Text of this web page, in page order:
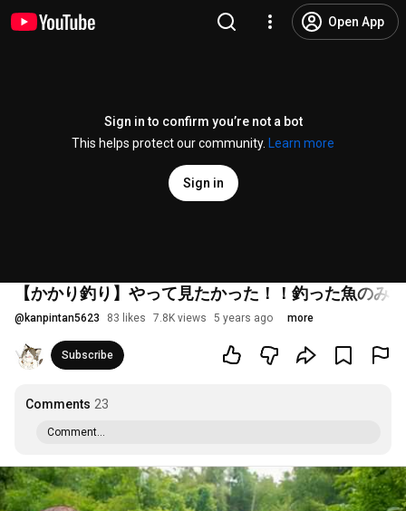
Open App
Sign in to confirm you’re not a bot
This helps protect our community.
Learn more
Sign in
【かかり釣り】やって見たかった！！釣った魚のみ
@ kanpintan5623 83 likes 7.8K views 5 years ago more
Subscribe
Comments 23
Comment...